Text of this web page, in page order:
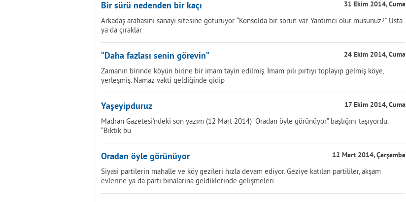
Bir sürü nedenden bir kaçı 31 Ekim 2014, Cuma
Arkadaş arabasını sanayi sitesine götürüyor. “Konsolda bir sorun var. Yardımcı olur musunuz?” Usta
ya da çıraklar
“Daha fazlası senin görevin” 24 Ekim 2014, Cuma
Zamanın birinde köyün birine bir imam tayin edilmiş. İmam pılı pırtıyı toplayıp gelmiş köye,
yerleşmiş. Namaz vakti geldiğinde gidip
Yaşeyipduruz 17 Ekim 2014, Cuma
Madran Gazetesi'ndeki son yazım (12 Mart 2014) “Oradan öyle görünüyor” başlığını taşıyordu.
“Bıktık bu
Oradan öyle görünüyor 12 Mart 2014, Çarşamba
Siyasi partilerin mahalle ve köy gezileri hızla devam ediyor. Geziye katılan partililer, akşam
evlerine ya da parti binalarına geldiklerinde gelişmeleri